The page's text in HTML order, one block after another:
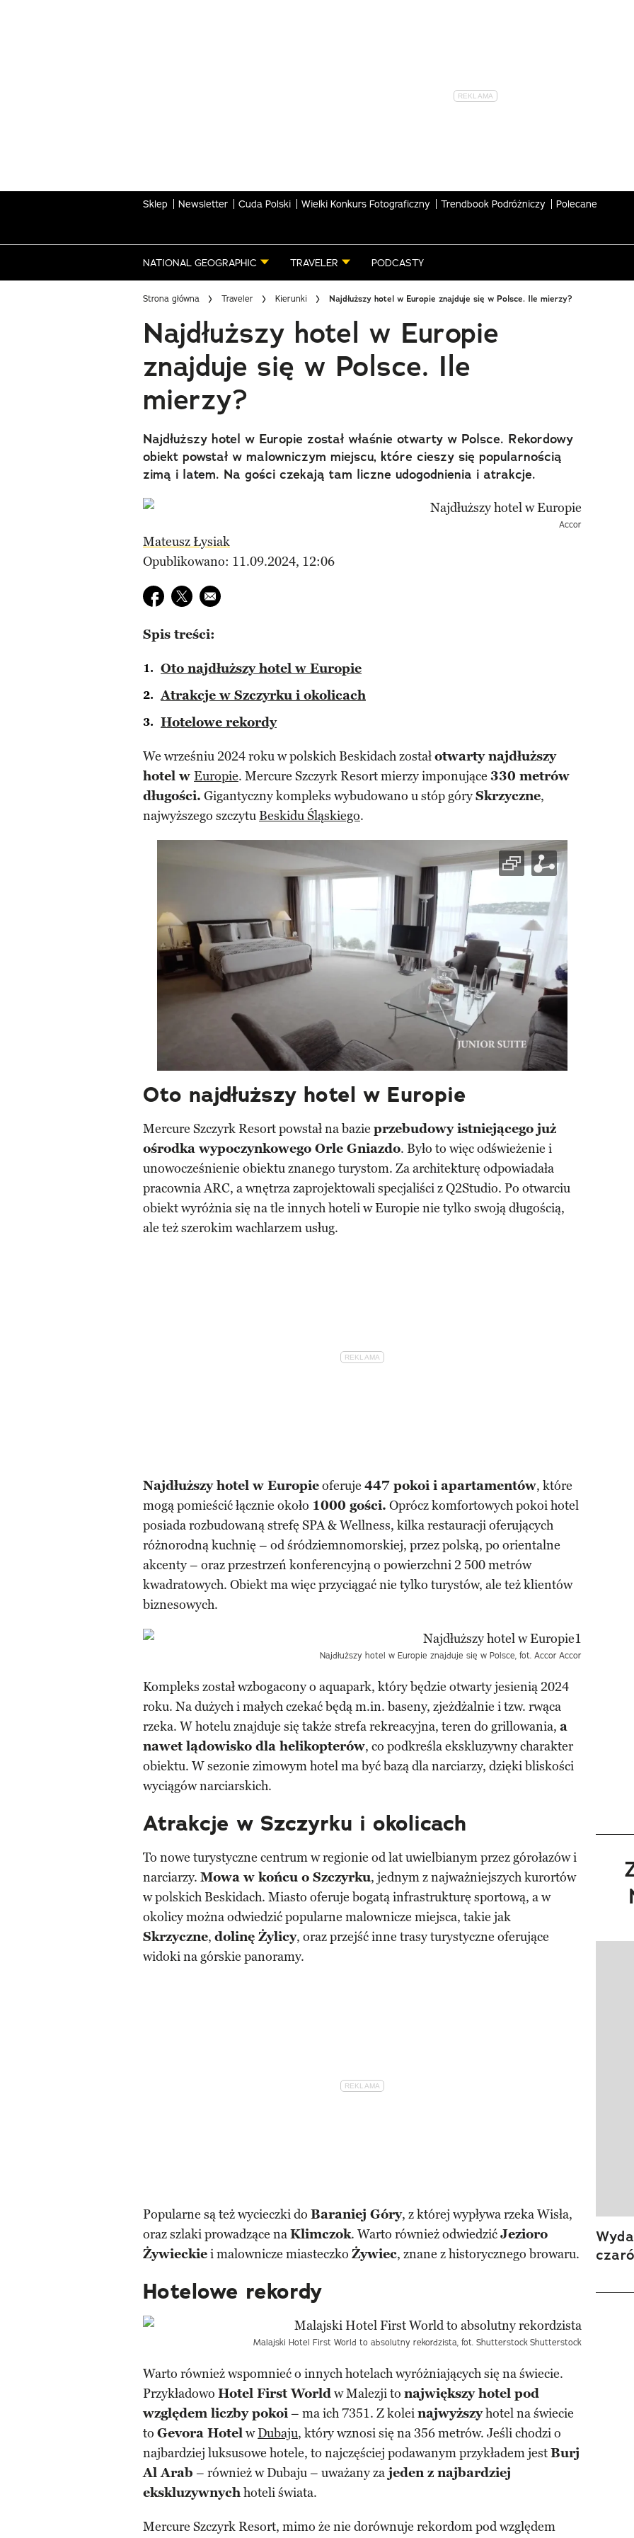
Sklep Newsletter Cuda Polski Wielki Konkurs Fotograficzny Trendbook Podróżniczy Polecane
NATIONAL GEOGRAPHIC TRAVELER PODCASTY
Strona główna Traveler Kierunki Najdłuższy hotel w Europie znajduje się w Polsce. Ile mierzy?
Najdłuższy hotel w Europie
znajduje się w Polsce. Ile
mierzy?
Najdłuższy hotel w Europie został właśnie otwarty w Polsce. Rekordowy
obiekt powstał w malowniczym miejscu, które cieszy się popularnością
zimą i latem. Na gości czekają tam liczne udogodnienia i atrakcje.
Accor
Mateusz Łysiak
Opublikowano: 11.09.2024, 12:06
Udostępnij na facebook
Udostępnij na twitter
E-mail do przyjaciela
Spis treści:
Oto najdłuższy hotel w Europie
Atrakcje w Szczyrku i okolicach
Hotelowe rekordy
We wrześniu 2024 roku w polskich Beskidach zostałotwarty najdłuższy
hotel w Europie. Mercure Szczyrk Resort mierzy imponujące 330 metrów
długości. Gigantyczny kompleks wybudowano u stóp górySkrzyczne,
najwyższego szczytuBeskidu Śląskiego.
Oto najdłuższy hotel w Europie
Mercure Szczyrk Resort powstał na bazie przebudowy istniejącego już
ośrodka wypoczynkowego Orle Gniazdo. Było to więc odświeżenie i
unowocześnienie obiektu znanego turystom. Za architekturę odpowiadała
pracownia ARC, a wnętrza zaprojektowali specjaliści z Q2Studio. Po otwarciu
obiekt wyróżnia się na tle innych hoteli w Europie nie tylko swoją długością,
ale też szerokim wachlarzem usług.
Najdłuższy hotel w Europieoferuje 447 pokoi i apartamentów, które
mogą pomieścić łącznie około 1000 gości. Oprócz komfortowych pokoi hotel
posiada rozbudowaną strefę SPA & Wellness, kilka restauracji oferujących
różnorodną kuchnię – od śródziemnomorskiej, przez polską, po orientalne
akcenty – oraz przestrzeń konferencyjną o powierzchni 2 500 metrów
kwadratowych. Obiekt ma więc przyciągać nie tylko turystów, ale też klientów
biznesowych.
Najdłuższy hotel w Europie znajduje się w Polsce, fot. Accor Accor
Kompleks został wzbogacony o aquapark, który będzie otwarty jesienią 2024
roku. Na dużych i małych czekać będą m.in. baseny, zjeżdżalnie i tzw. rwąca
rzeka. W hotelu znajduje się także strefa rekreacyjna, teren do grillowania, a
nawet lądowisko dla helikopterów, co podkreśla ekskluzywny charakter
obiektu. W sezonie zimowym hotel ma być bazą dla narciarzy, dzięki bliskości
wyciągów narciarskich.
Atrakcje w Szczyrku i okolicach
To nowe turystyczne centrum w regionie od lat uwielbianym przez górołazów i
narciarzy. Mowa w końcu o Szczyrku, jednym z najważniejszych kurortów
w polskich Beskidach. Miasto oferuje bogatą infrastrukturę sportową, a w
okolicy można odwiedzić popularne malownicze miejsca, takie jak
Skrzyczne, dolinę Żylicy, oraz przejść inne trasy turystyczne oferujące
widoki na górskie panoramy.
Popularne są też wycieczki do Baraniej Góry, z której wypływa rzeka Wisła,
oraz szlaki prowadzące naKlimczok. Warto również odwiedzićJezioro
Żywieckiei malownicze miasteczko Żywiec, znane z historycznego browaru.
Hotelowe rekordy
Malajski Hotel First World to absolutny rekordzista, fot. Shutterstock Shutterstock
Warto również wspomnieć o innych hotelach wyróżniających się na świecie.
Przykładowo Hotel First Worldw Malezji to największy hotel pod
względem liczby pokoi– ma ich 7351. Z koleinajwyższyhotel na świecie
to Gevora HotelwDubaju, który wznosi się na 356 metrów. Jeśli chodzi o
najbardziej luksusowe hotele, to najczęściej podawanym przykładem jestBurj
Al Arab – również w Dubaju – uważany za jeden z najbardziej
ekskluzywnychhoteli świata.
Mercure Szczyrk Resort, mimo że nie dorównuje rekordom pod względem